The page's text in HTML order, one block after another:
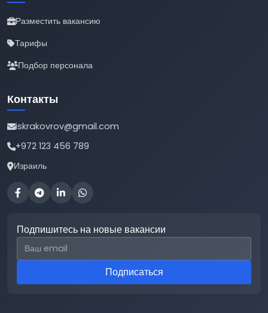
Разместить вакансию
Тарифы
Подбор персонала
Контакты
iskrakovrov@gmail.com
+972 123 456 789
Израиль
Подпишитесь на новые вакансии
Email для подписки
Подписаться